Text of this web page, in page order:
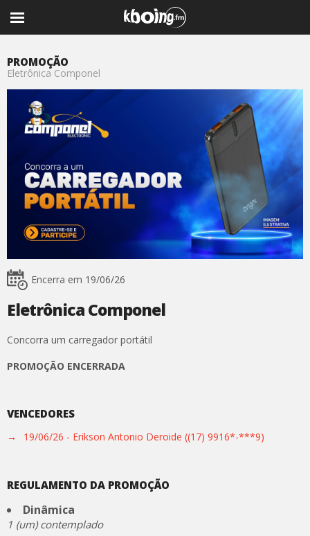
PROMOÇÃO
Eletrônica Componel
Encerra em 19/06/26
Eletrônica Componel
Concorra um carregador portátil
PROMOÇÃO ENCERRADA
VENCEDORES
→ 19/06/26 - Erikson Antonio Deroide ((17) 9916*-***9)
REGULAMENTO DA PROMOÇÃO
Dinâmica
1 (um) contemplado